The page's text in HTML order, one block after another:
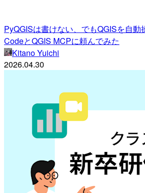
PyQGISは書けない、でもQGISを自
CodeとQGIS MCPに頼んでみた
Kitano Yuichi
2026.04.30